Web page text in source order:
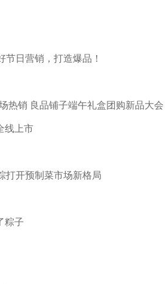
日营销，打造爆品！
热销 良品铺子端午礼盒团购新品大会
线上市
打开预制菜市场新格局
粽子